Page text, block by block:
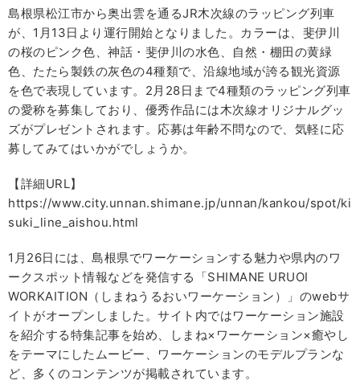
島根県松江市から奥出雲を通るJR木次線のラッピング列車
が、1月13日より運行開始となりました。カラーは、斐伊川
の桜のピンク色、神話・斐伊川の水色、自然・棚田の黄緑
色、たたら製鉄の灰色の4種類で、沿線地域が誇る観光資源
を色で表現しています。2月28日まで4種類のラッピング列車
の愛称を募集しており、優秀作品には木次線オリジナルグッ
ズがプレゼントされます。応募は年齢不問なので、気軽に応
募してみてはいかがでしょうか。
【詳細URL】
https://www.city.unnan.shimane.jp/unnan/kankou/spot/ki
suki_line_aishou.html
1月26日には、島根県でワーケーションする魅力や県内のワ
ークスポット情報などを発信する「SHIMANE URUOI
WORKAITION（しまねうるおいワーケーション）」のwebサ
イトがオープンしました。サイト内ではワーケーション施設
を紹介する特集記事を始め、しまね×ワーケーション×癒やし
をテーマにしたムービー、ワーケーションのモデルプランな
ど、多くのコンテンツが掲載されています。